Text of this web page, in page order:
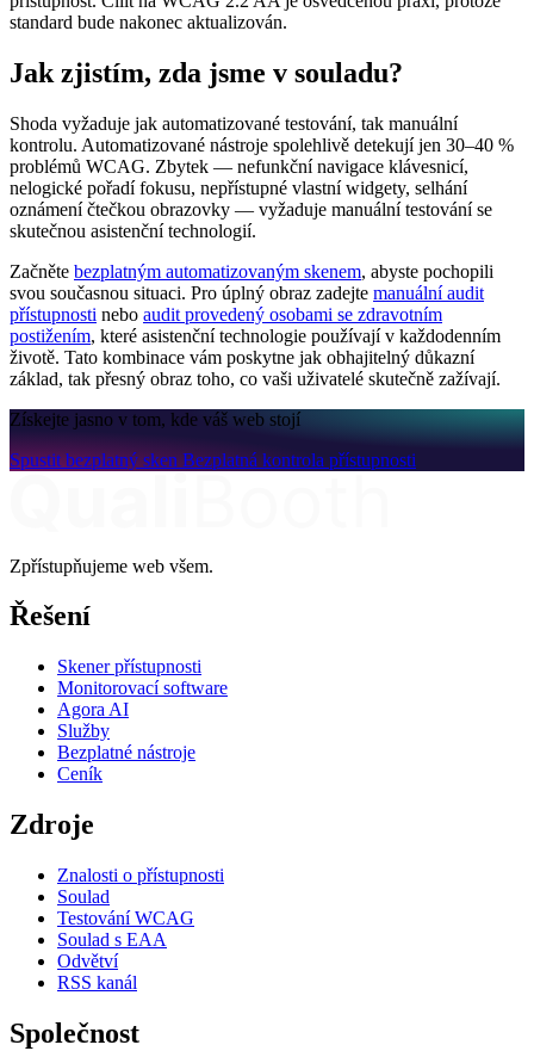
standard bude nakonec aktualizován.
Jak zjistím, zda jsme v souladu?
Shoda vyžaduje jak automatizované testování, tak manuální
kontrolu. Automatizované nástroje spolehlivě detekují jen 30–40 %
problémů WCAG. Zbytek — nefunkční navigace klávesnicí,
nelogické pořadí fokusu, nepřístupné vlastní widgety, selhání
oznámení čtečkou obrazovky — vyžaduje manuální testování se
skutečnou asistenční technologií.
Začněte bezplatným automatizovaným skenem, abyste pochopili
svou současnou situaci. Pro úplný obraz zadejte manuální audit
přístupnosti nebo audit provedený osobami se zdravotním
postižením, které asistenční technologie používají v každodenním
životě. Tato kombinace vám poskytne jak obhajitelný důkazní
základ, tak přesný obraz toho, co vaši uživatelé skutečně zažívají.
Získejte jasno v tom, kde váš web stojí
Spustit bezplatný sken Bezplatná kontrola přístupnosti
Zpřístupňujeme web všem.
Řešení
Skener přístupnosti
Monitorovací software
Agora AI
Služby
Bezplatné nástroje
Ceník
Zdroje
Znalosti o přístupnosti
Soulad
Testování WCAG
Soulad s EAA
Odvětví
RSS kanál
Společnost